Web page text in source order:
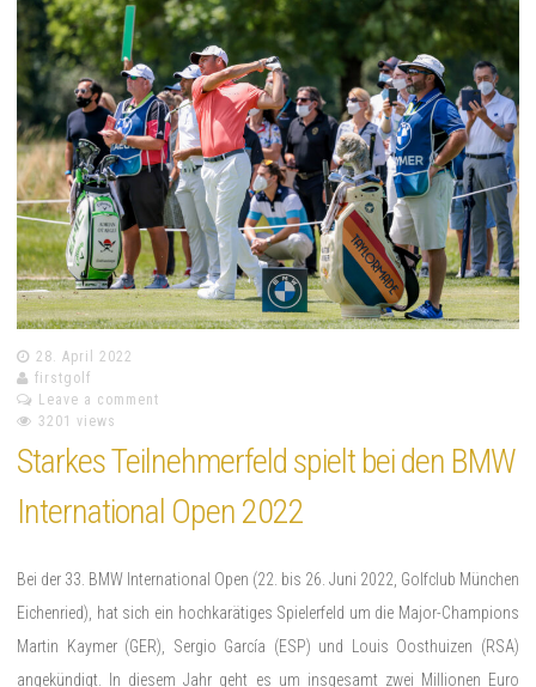
28. April 2022
firstgolf
Leave a comment
3201 views
Starkes Teilnehmerfeld spielt bei den BMW
International Open 2022
Bei der 33. BMW International Open (22. bis 26. Juni 2022, Golfclub München
Eichenried), hat sich ein hochkarätiges Spielerfeld um die Major-Champions
Martin Kaymer (GER), Sergio García (ESP) und Louis Oosthuizen (RSA)
angekündigt. In diesem Jahr geht es um insgesamt zwei Millionen Euro